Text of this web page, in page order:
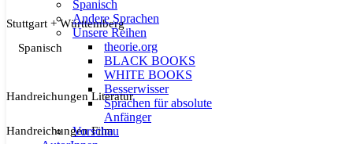
Spanisch
Andere Sprachen
Unsere Reihen
theorie.org
BLACK BOOKS
WHITE BOOKS
Besserwisser
Sprachen für absolute
Anfänger
Vorschau
Stuttgart + Württemberg
Spanisch
Handreichungen Literatur
Handreichungen Film